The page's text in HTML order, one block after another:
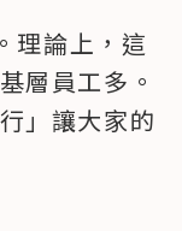
理論上，這
層員工多。
」讓大家的